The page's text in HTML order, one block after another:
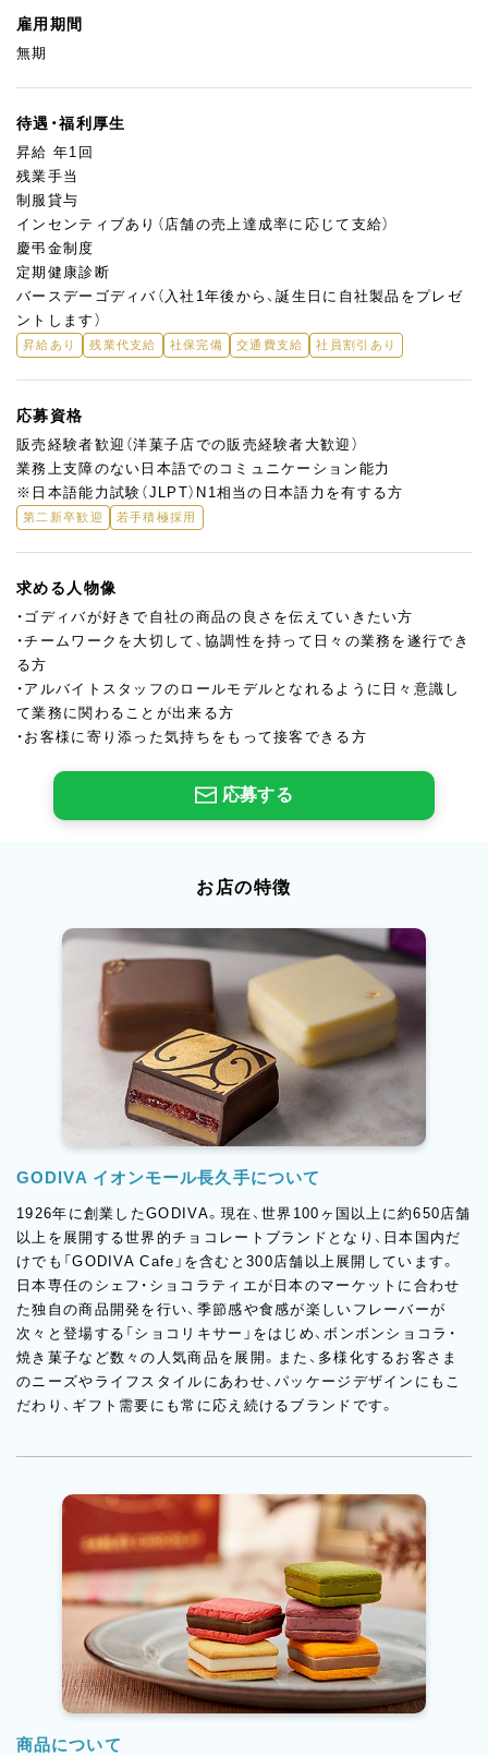
雇用期間
無期
待遇・福利厚生
昇給 年1回
残業手当
制服貸与
インセンティブあり（店舗の売上達成率に応じて支給）
慶弔金制度
定期健康診断
バースデーゴディバ（入社1年後から、誕生日に自社製品をプレゼ
ントします）
昇給あり 残業代支給 社保完備 交通費支給 社員割引あり
応募資格
販売経験者歓迎（洋菓子店での販売経験者大歓迎）
業務上支障のない日本語でのコミュニケーション能力
※日本語能力試験（JLPT）N1相当の日本語力を有する方
第二新卒歓迎 若手積極採用
求める人物像
・ゴディバが好きで自社の商品の良さを伝えていきたい方
・チームワークを大切して、協調性を持って日々の業務を遂行でき
る方
・アルバイトスタッフのロールモデルとなれるように日々意識し
て業務に関わることが出来る方
・お客様に寄り添った気持ちをもって接客できる方
応募する
お店の特徴
GODIVA イオンモール長久手について
1926年に創業したGODIVA。現在、世界100ヶ国以上に約650店舗
以上を展開する世界的チョコレートブランドとなり、日本国内だ
けでも「GODIVA Cafe」を含むと300店舗以上展開しています。
日本専任のシェフ・ショコラティエが日本のマーケットに合わせ
た独自の商品開発を行い、季節感や食感が楽しいフレーバーが
次々と登場する「ショコリキサー」をはじめ、ボンボンショコラ・
焼き菓子など数々の人気商品を展開。また、多様化するお客さま
のニーズやライフスタイルにあわせ、パッケージデザインにもこ
だわり、ギフト需要にも常に応え続けるブランドです。
商品について